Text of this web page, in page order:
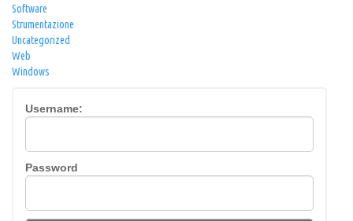
Software
Strumentazione
Uncategorized
Web
Windows
Username:
Password